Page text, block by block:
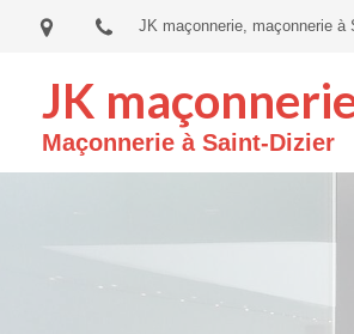
JK maçonnerie, maçonnerie à
JK
Maçonnerie à Saint-Dizier